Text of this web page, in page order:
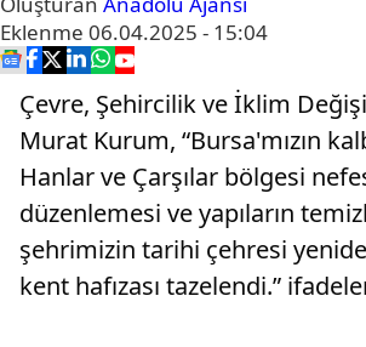
Eklenme 06.04.2025 - 15:04
Çevre, Şehircilik ve İklim
Murat Kurum, “Bursa'mızın
Hanlar ve Çarşılar bölgesi
düzenlemesi ve yapıların
şehrimizin tarihi çehresi
kent hafızası tazelendi.”